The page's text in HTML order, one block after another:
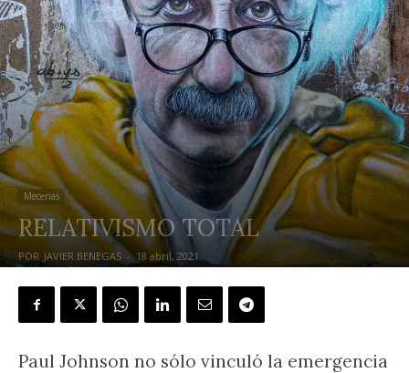
Mecenas
RELATIVISMO TOTAL
POR JAVIER BENEGAS - 18 abril, 2021
Paul Johnson no sólo vinculó la emergencia